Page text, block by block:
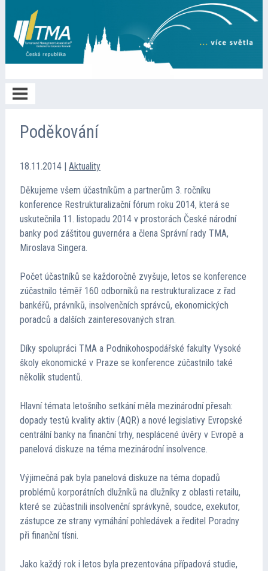
Home
O TMA
Členství
Spolupráce
Kontakt
Cena TMA
Průvodce insolvencí
Poděkování
18.11.2014| Aktuality
Děkujeme všem účastníkům a partnerům 3. ročníku
konference Restrukturalizační fórum roku 2014, která se
uskutečnila 11. listopadu 2014 v prostorách České národní
banky pod záštitou guvernéra a člena Správní rady TMA,
Miroslava Singera.
Počet účastníků se každoročně zvyšuje, letos se konference
zúčastnilo téměř 160 odborníků na restrukturalizace z řad
bankéřů, právníků, insolvenčních správců, ekonomických
poradců a dalších zainteresovaných stran.
Díky spolupráci TMA a Podnikohospodářské fakulty Vysoké
školy ekonomické v Praze se konference zúčastnilo také
několik studentů.
Hlavní témata letošního setkání měla mezinárodní přesah:
dopady testů kvality aktiv (AQR) a nové legislativy Evropské
centrální banky na finanční trhy, nesplácené úvěry v Evropě a
panelová diskuze na téma mezinárodní insolvence.
Výjimečná pak byla panelová diskuze na téma dopadů
problémů korporátních dlužníků na dlužníky z oblasti retailu,
které se zúčastnili insolvenční správkyně, soudce, exekutor,
zástupce ze strany vymáhání pohledávek a ředitel Poradny
při finanční tísni.
Jako každý rok i letos byla prezentována případová studie,